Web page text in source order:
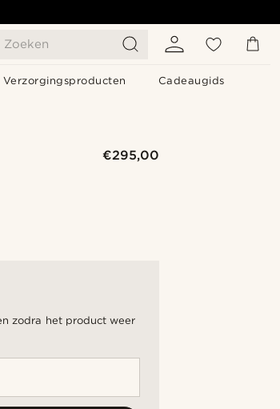
Zoeken
Verzorgingsproducten Cadeaugids
€295,00
zodra het product weer